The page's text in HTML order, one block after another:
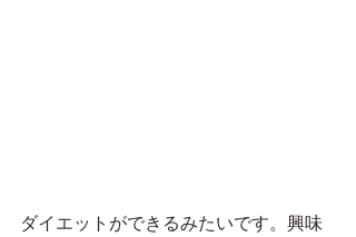
ダイエットができるみたいです。興味